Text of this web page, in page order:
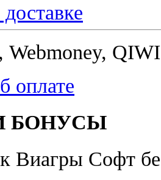
оплате
БОНУСЫ
Виагры Софт